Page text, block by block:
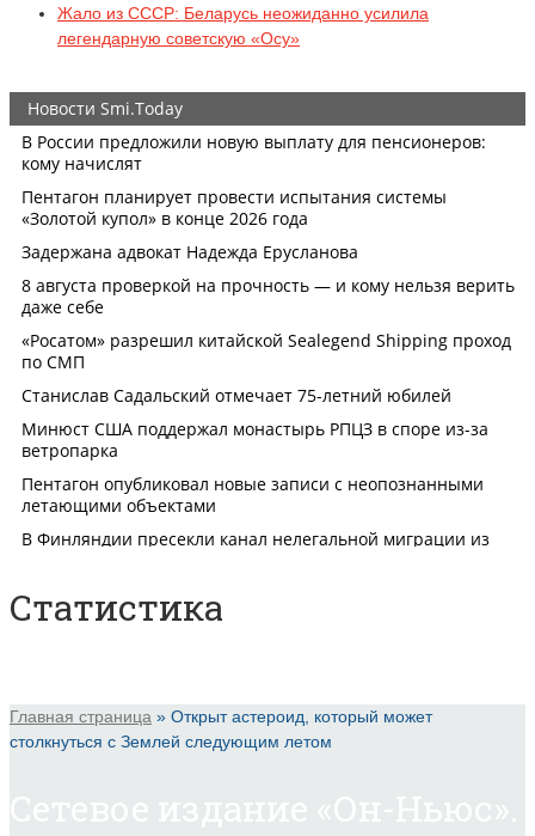
Жало из СССР: Беларусь неожиданно усилила
легендарную советскую «Осу»
Статистика
Главная страница » Открыт астероид, который может
столкнуться с Землей следующим летом